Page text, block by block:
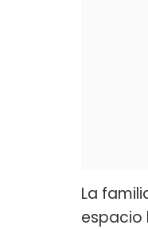
La
espacio